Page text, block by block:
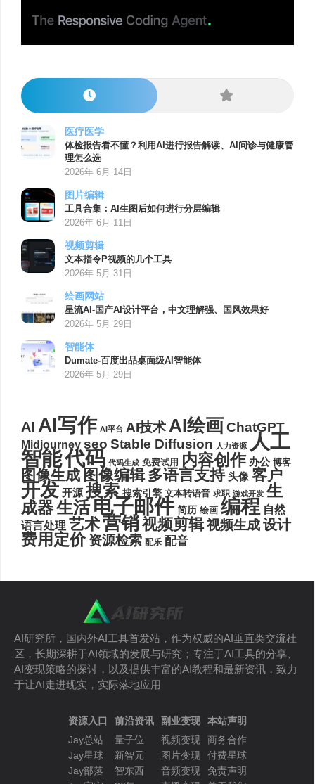
医疗医学
体检报告看不懂？利用AI进行报告解读、AI问诊与健康管
理怎么选
2026年 6月 14日
图片编辑
工具合集：AI生图后如何进行分层编辑
2026年 6月 11日
视频剪辑
文本指令P视频的几个工具
2026年 5月 31日
绘画网站
星流AI-国产AI设计平台，中文理解强、国风效果好
2026年 5月 29日
智能体
Dumate-百度出品桌面级AI智能体
2026年 5月 29日
AI AI写作 AI平台 AI技术AI绘画ChatGPT
Midjourney seo Stable Diffusion 人力资源 人工
智能代码 代码生成 免费试用 内容创作 办公 博客
图像生成 图像编辑 多语言支持 头像 客户
开发 开源 搜索 搜索引擎 文本转语音 求职 游戏开发 生
成器生活电子邮件 简历 绘画 编程 自然
语言处理 艺术营销视频剪辑视频生成设计
费用定价 资源检索 配乐 配音
AI研究所，国内外AI工具首发站，作为权威的AI垂直类交流社
区，长期深耕于AI领域的发展与研究；专注于AI工具的分享、
AI变现策略的探讨，以及提供丰富的AI教程和最新资讯，致力
于让AI走进现实，实际落地应用
资源入口
Jay总站
Jay星球
Jay部落
前沿资讯
量子位
新智元
智东西
副业变现
视频变现
图片变现
音频变现
本站声明
商务合作
付费星球
免责声明